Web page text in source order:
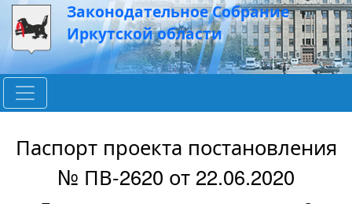
Законодательное Собрание
Иркутской области
Паспорт проекта постановления
№ ПВ-2620 от 22.06.2020